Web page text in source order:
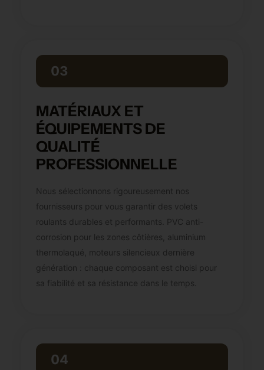
03
MATÉRIAUX ET
ÉQUIPEMENTS DE
QUALITÉ
PROFESSIONNELLE
Nous sélectionnons rigoureusement nos
fournisseurs pour vous garantir des volets
roulants durables et performants. PVC anti-
corrosion pour les zones côtières, aluminium
thermolaqué, moteurs silencieux dernière
génération : chaque composant est choisi pour
sa fiabilité et sa résistance dans le temps.
04